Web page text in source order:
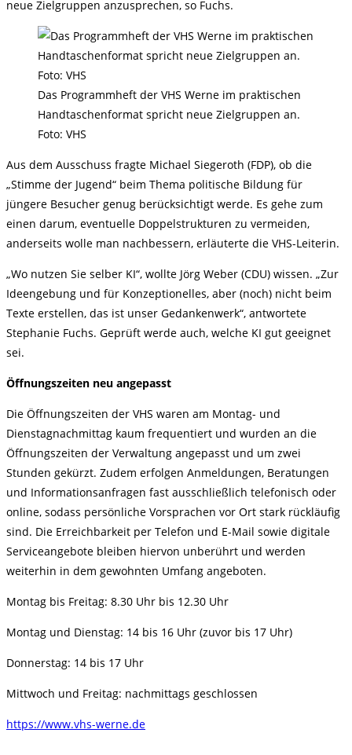
neue Zielgruppen anzusprechen, so Fuchs.
Das Programmheft der VHS Werne im praktischen
Handtaschenformat spricht neue Zielgruppen an.
Foto: VHS
Aus dem Ausschuss fragte Michael Siegeroth (FDP), ob die
„Stimme der Jugend“ beim Thema politische Bildung für
jüngere Besucher genug berücksichtigt werde. Es gehe zum
einen darum, eventuelle Doppelstrukturen zu vermeiden,
anderseits wolle man nachbessern, erläuterte die VHS-Leiterin.
„Wo nutzen Sie selber KI“, wollte Jörg Weber (CDU) wissen. „Zur
Ideengebung und für Konzeptionelles, aber (noch) nicht beim
Texte erstellen, das ist unser Gedankenwerk“, antwortete
Stephanie Fuchs. Geprüft werde auch, welche KI gut geeignet
sei.
Öffnungszeiten neu angepasst
Die Öffnungszeiten der VHS waren am Montag- und
Dienstagnachmittag kaum frequentiert und wurden an die
Öffnungszeiten der Verwaltung angepasst und um zwei
Stunden gekürzt. Zudem erfolgen Anmeldungen, Beratungen
und Informationsanfragen fast ausschließlich telefonisch oder
online, sodass persönliche Vorsprachen vor Ort stark rückläufig
sind. Die Erreichbarkeit per Telefon und E-Mail sowie digitale
Serviceangebote bleiben hiervon unberührt und werden
weiterhin in dem gewohnten Umfang angeboten.
Montag bis Freitag: 8.30 Uhr bis 12.30 Uhr
Montag und Dienstag: 14 bis 16 Uhr (zuvor bis 17 Uhr)
Donnerstag: 14 bis 17 Uhr
Mittwoch und Freitag: nachmittags geschlossen
https://www.vhs-werne.de